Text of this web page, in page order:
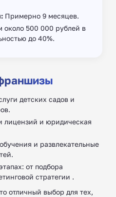
Примерно 9 месяцев.
около 500 000 рублей в
до 40%.
детских садов и
лицензий и юридическая
и развлекательные
от подбора
стратегии .
выбор для тех,